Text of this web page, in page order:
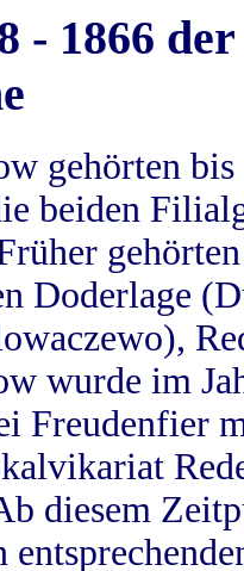
- 1866
gehörten
beiden
Doderlage
wurde im
Freudenfier
diesem